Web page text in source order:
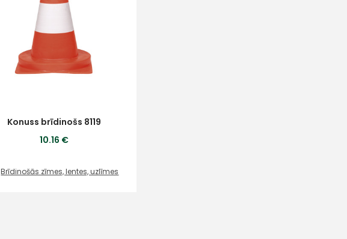
Konuss brīdinošs 8119
10.16 €
Brīdinošās zīmes, lentes, uzlīmes